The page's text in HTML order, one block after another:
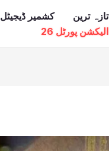
تازہ ترین کشمیر ڈیجیٹل
الیکشن پورٹل 26